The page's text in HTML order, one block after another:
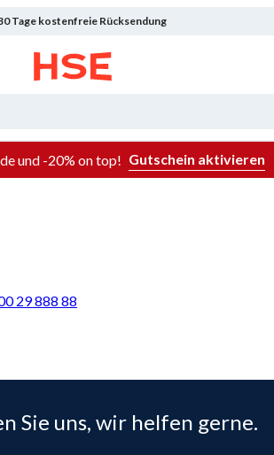
Tage kostenfreie Rücksendung
und -20% on top! Gutschein aktivieren
29 888 88
Sie uns, wir helfen gerne.